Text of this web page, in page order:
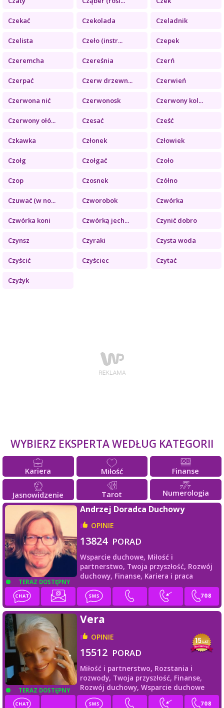
Czekać Czekolada Czeladnik
Czelista Czeło (instr... Czepek
Czeremcha Czereśnia Czerń
Czerpać Czerw drzewn... Czerwień
Czerwona nić Czerwonosk Czerwony kol...
Czerwony ołó... Czesać Cześć
Czkawka Członek Człowiek
Czołg Czołgać Czoło
Czop Czosnek Czółno
Czuwać (w no... Czworobok Czwórka
Czwórka koni Czwórką jech... Czynić dobro
Czynsz Czyraki Czysta woda
Czyścić Czyściec Czytać
Czyżyk
WYBIERZ EKSPERTA WEDŁUG KATEGORII
Kariera Miłość Finanse
Jasnowidzenie Tarot Numerologia
TERAZ DOSTĘPNY
Andrzej Doradca Duchowy
OPINIE
13824 PORAD
Wsparcie duchowe, Miłość i
partnerstwo, Twoja przyszłość, Rozwój
duchowy, Finanse, Kariera i praca
TERAZ DOSTĘPNY
Vera
OPINIE
15512 PORAD
Miłość i partnerstwo, Rozstania i
rozwody, Twoja przyszłość, Finanse,
Rozwój duchowy, Wsparcie duchowe